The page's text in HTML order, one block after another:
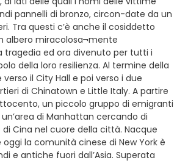
pannelli di bronzo, circon-date da un
Tra questi c’è anche il cosiddetto
albero miracolosa¬mente
tragedia ed ora divenuto per tutti i
della loro resilienza. Al termine della
verso il City Hall e poi verso i due
di Chinatown e Little Italy. A partire
un piccolo gruppo di emigranti
un’area di Manhattan cercando di
Cina nel cuore della città. Nacque
la comunità cinese di New York è
e antiche fuori dall’Asia. Superata